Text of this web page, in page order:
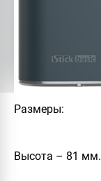
Размеры:
Высота – 81 мм.